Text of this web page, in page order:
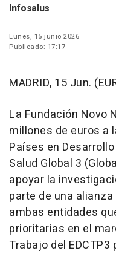
Infosalus
Lunes, 15 junio 2026
Publicado: 17:17
MADRID, 15 Jun.
La Fundación Novo
millones de euros a
Países en
Salud Global 3
apoyar la
parte de una
ambas entidades
prioritarias en el
Trabajo del EDCTP3